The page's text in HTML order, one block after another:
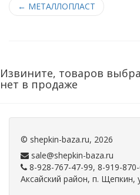
← МЕТАЛЛОПЛАСТ
Извините, товаров
нет в продаже
© shepkin-baza.ru, 2026
sale@shepkin-baza.ru
8-928-767-47-99, 8-919-
Аксайский район, п. Щепкин,